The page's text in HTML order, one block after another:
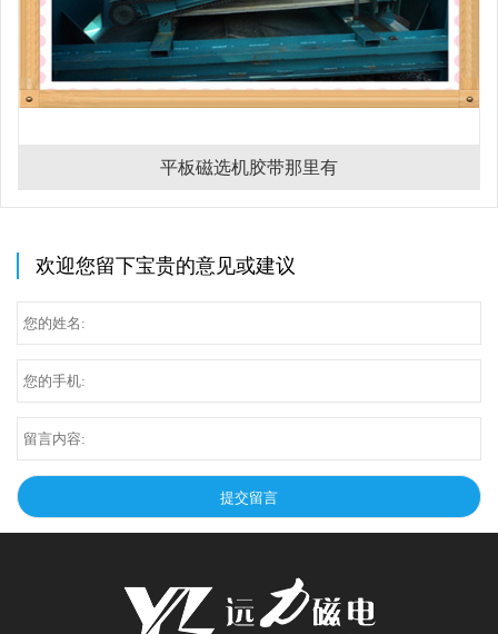
平板磁选机胶带那里有
欢迎您留下宝贵的意见或建议